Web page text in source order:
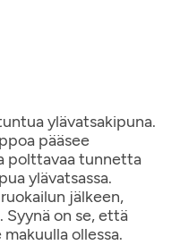
ylävatsakipuna.
pääsee
polttavaa tunnetta
ylävatsassa.
jälkeen,
Syynä on se, että
ollessa.